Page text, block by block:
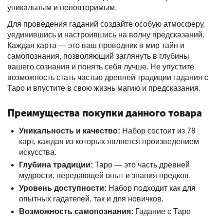
уникальным и неповторимым.
Для проведения гаданий создайте особую атмосферу,
уединившись и настроившись на волну предсказаний.
Каждая карта — это ваш проводник в мир тайн и
самопознания, позволяющий заглянуть в глубины
вашего сознания и понять себя лучше. Не упустите
возможность стать частью древней традиции гадания с
Таро и впустите в свою жизнь магию и предсказания.
Преимущества покупки данного товара
Уникальность и качество: Набор состоит из 78
карт, каждая из которых является произведением
искусства.
Глубина традиции: Таро — это часть древней
мудрости, передающей опыт и знания предков.
Уровень доступности: Набор подходит как для
опытных гадателей, так и для новичков.
Возможность самопознания: Гадание с Таро